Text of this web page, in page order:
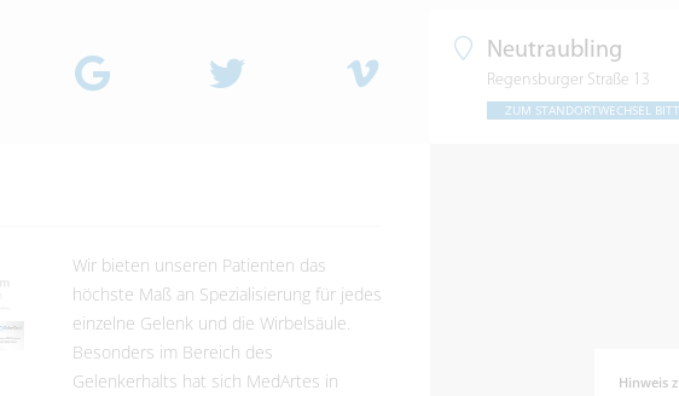
Wir bieten unseren Patienten das
höchste Maß an Spezialisierung für jedes
einzelne Gelenk und die Wirbelsäule.
Besonders im Bereich des
Gelenkerhalts hat sich MedArtes in
Neutraubling
Regensburger Straße 13
ZUM STANDORTWECHSEL
Hinweis